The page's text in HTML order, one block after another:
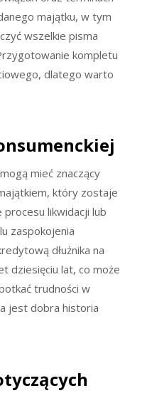
majątku, w tym
wszelkie pisma
kompletu
dlatego warto
mieć znaczący
który zostaje
likwidacji lub
zaspokojenia
dłużnika na
dziesięciu lat, co może
trudności w
jest dobra historia